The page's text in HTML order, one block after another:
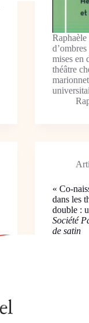
mises en
théâtre
« Co-
dans les
double :
Société
de satin